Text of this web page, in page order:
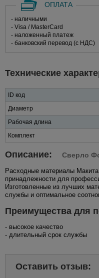
ОПЛАТА
- наличными
- Visa / MasterCard
- наложенный платеж
- банковский перевод (с НДС)
Технические
ID код
Диаметр
Рабочая длина
Комплект
Описание: Сверло
Расходные материалы
принадлежности для
Изготовленные из лучших
службы и оптимальное
Преимущества для
- высокое качество
- длительный срок службы
Оставить отзыв: